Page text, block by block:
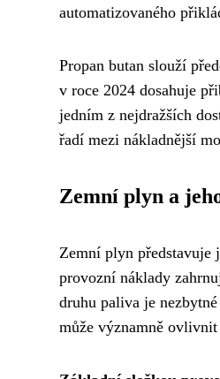
automatizovaného
Propan butan slouží
v roce 2024 dosahuje
jedním z nejdražších
řadí mezi nákladnější
Zemní plyn a
Zemní plyn představuje
provozní náklady
druhu paliva je
může významně